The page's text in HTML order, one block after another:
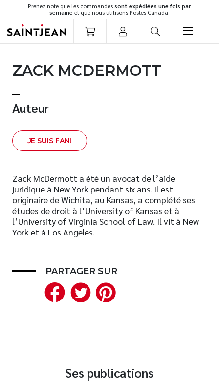
Prenez note que les commandessont expédiées une fois par
semaine et que nous utilisons Postes Canada.
Romans
Développement personnel
Spiritualité
Famille
Témoignages
Vie pratique
Finances
Nouveautés
Meilleurs vendeurs
Page vedette
ZACK MCDERMOTT
Auteur
JE SUIS FAN!
Zack McDermott a été un avocat de l’aide
juridique à New York pendant six ans. Il est
originaire de Wichita, au Kansas, a complété ses
études de droit à l’University of Kansas et à
l’University of Virginia School of Law. Il vit à New
York et à Los Angeles.
PARTAGER SUR
Facebook
Twitter
Ses publications